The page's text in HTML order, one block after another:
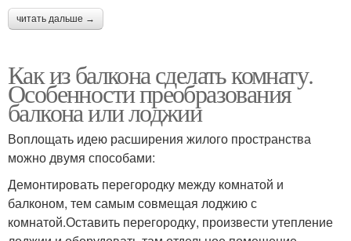
читать дальше →
Как из балкона сделать комнату.
Особенности преобразования
балкона или лоджии
Воплощать идею расширения жилого пространства
можно двумя способами:
Демонтировать перегородку между комнатой и
балконом, тем самым совмещая лоджию с
комнатой.Оставить перегородку, произвести утепление